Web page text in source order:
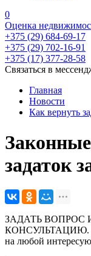
0
Оценка
+375 (29) 684-69-17
+375 (29) 702-16-91
+375 (17) 377-28-58
Связаться в
Главная
Новости
Как вернуть
задаток
ЗАДАТЬ
на любой